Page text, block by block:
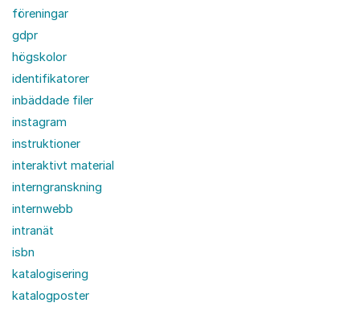
föreningar
gdpr
högskolor
identifikatorer
inbäddade filer
instagram
instruktioner
interaktivt material
interngranskning
internwebb
intranät
isbn
katalogisering
katalogposter